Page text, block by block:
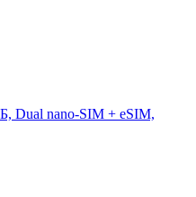
Dual nano-SIM + eSIM,